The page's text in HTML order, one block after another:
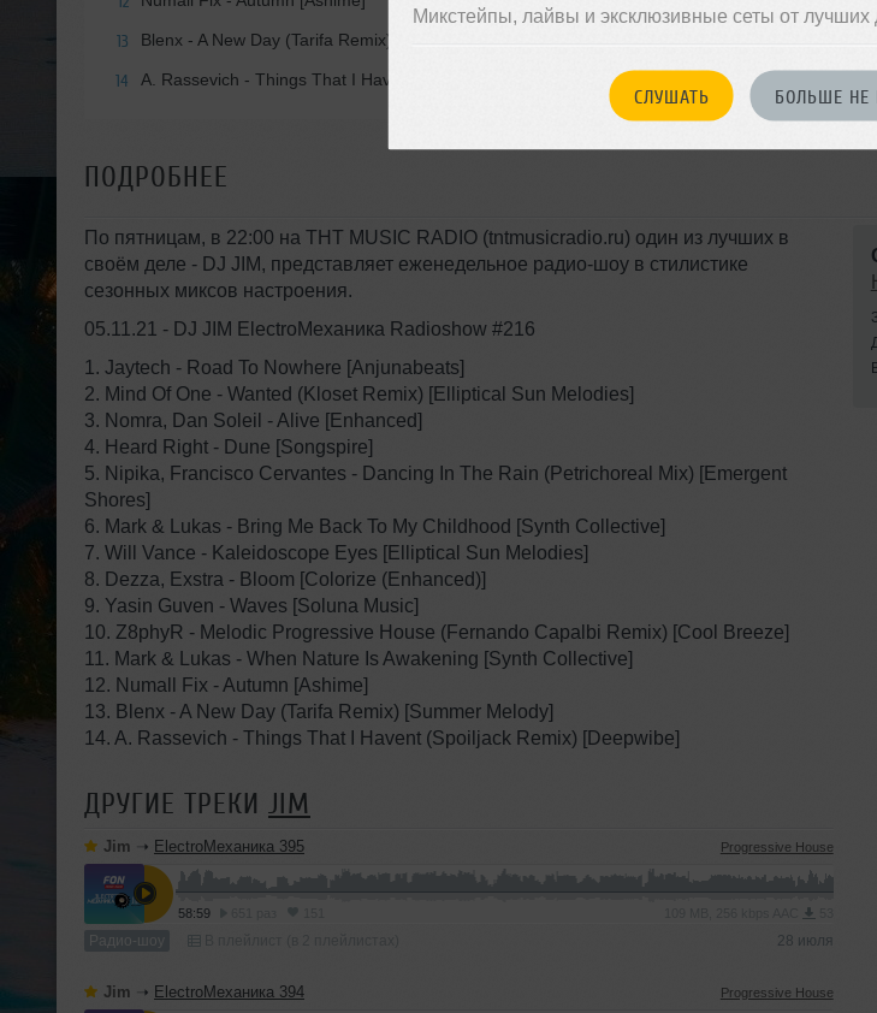
Микстейпы, лайвы и эксклюзивные сеты от лучших
СЛУШАТЬ БОЛЬШЕ НЕ
13 Blenx - A New Day (Tarifa Remix) [Summer Melody]
14 A. Rassevich - Things That I Havent (Spoiljack Remix) [Deepwibe]
ПОДРОБНЕЕ
По пятницам, в 22:00 на THT MUSIC RADIO (tntmusicradio.ru) один из лучших в
своём деле - DJ JIM, представляет еженедельное радио-шоу в стилистике
сезонных миксов настроения.
05.11.21 - DJ JIM ElectroМеханика Radioshow #216
1. Jaytech - Road To Nowhere [Anjunabeats]
2. Mind Of One - Wanted (Kloset Remix) [Elliptical Sun Melodies]
3. Nomra, Dan Soleil - Alive [Enhanced]
4. Heard Right - Dune [Songspire]
5. Nipika, Francisco Cervantes - Dancing In The Rain (Petrichoreal Mix) [Emergent
Shores]
6. Mark & Lukas - Bring Me Back To My Childhood [Synth Collective]
7. Will Vance - Kaleidoscope Eyes [Elliptical Sun Melodies]
8. Dezza, Exstra - Bloom [Colorize (Enhanced)]
9. Yasin Guven - Waves [Soluna Music]
10. Z8phyR - Melodic Progressive House (Fernando Capalbi Remix) [Cool Breeze]
11. Mark & Lukas - When Nature Is Awakening [Synth Collective]
12. Numall Fix - Autumn [Ashime]
13. Blenx - A New Day (Tarifa Remix) [Summer Melody]
14. A. Rassevich - Things That I Havent (Spoiljack Remix) [Deepwibe]
ДРУГИЕ ТРЕКИ JIM
Jim ➝ ElectroМеханика 395 Progressive House
58:59
Радио-шоу 28 июля
Jim ➝ ElectroМеханика 394 Progressive House